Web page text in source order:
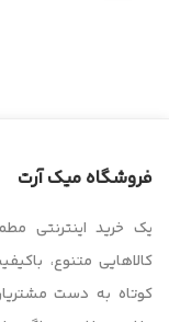
فروشگاه میک آرت
یک خرید اینترنتی
کالاهایی متنوع،
کوتاه به دست